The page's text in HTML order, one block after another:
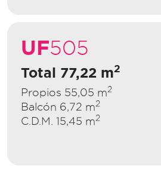
UF505
Total 77,22 m2
Propios 55,05 m2
Balcón 6,72 m2
C.D.M. 15,45 m2